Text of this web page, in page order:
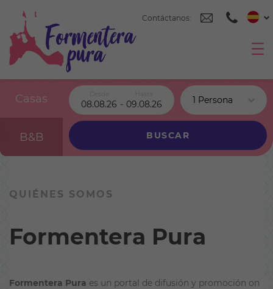
Contáctanos:
QUIÉNES SOMOS
Formentera Pura
Formentera Pura es un portal de difusión y promoción on
Casas
B&B
08.08.26 - 09.08.26
BUSCAR